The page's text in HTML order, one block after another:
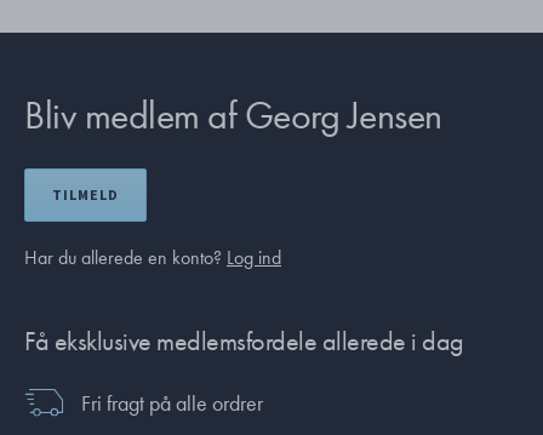
Bliv medlem af Georg Jensen
TILMELD
Har du allerede en konto? Log ind
Få eksklusive medlemsfordele allerede i dag
Fri fragt på alle ordrer